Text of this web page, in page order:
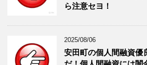
ら注意セヨ！
2025/08/06
安田町の個人間融資優